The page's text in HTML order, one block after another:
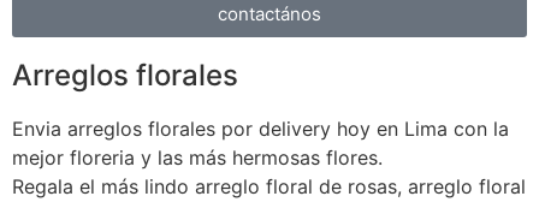
contactános
Arreglos florales
Envia arreglos florales por delivery hoy en Lima con la
mejor floreria y las más hermosas flores.
Regala el más lindo arreglo floral de rosas, arreglo floral